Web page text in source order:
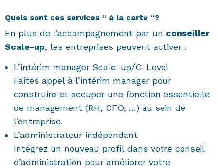
Quels sont ces services ” à la carte “?
En plus de l’accompagnement par un conseiller
Scale-up, les entreprises peuvent activer :
L’intérim manager Scale-up/C-Level
Faites appel à l’intérim manager pour
construire et occuper une fonction essentielle
de management (RH, CFO, …) au sein de
l’entreprise.
L’administrateur indépendant
Intégrez un nouveau profil dans votre conseil
d’administration pour améliorer votre